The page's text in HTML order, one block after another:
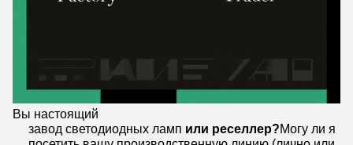
Вы настоящий
завод светодиодных ламп или реселлер?Могу ли я